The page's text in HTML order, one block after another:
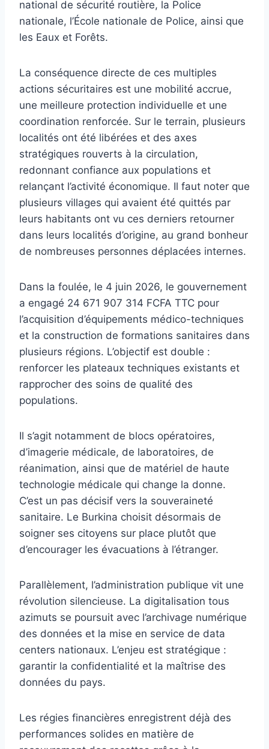
national de sécurité routière, la Police
nationale, l’École nationale de Police, ainsi que
les Eaux et Forêts.
La conséquence directe de ces multiples
actions sécuritaires est une mobilité accrue,
une meilleure protection individuelle et une
coordination renforcée. Sur le terrain, plusieurs
localités ont été libérées et des axes
stratégiques rouverts à la circulation,
redonnant confiance aux populations et
relançant l’activité économique. Il faut noter que
plusieurs villages qui avaient été quittés par
leurs habitants ont vu ces derniers retourner
dans leurs localités d’origine, au grand bonheur
de nombreuses personnes déplacées internes.
Dans la foulée, le 4 juin 2026, le gouvernement
a engagé 24 671 907 314 FCFA TTC pour
l’acquisition d’équipements médico-techniques
et la construction de formations sanitaires dans
plusieurs régions. L’objectif est double :
renforcer les plateaux techniques existants et
rapprocher des soins de qualité des
populations.
Il s’agit notamment de blocs opératoires,
d’imagerie médicale, de laboratoires, de
réanimation, ainsi que de matériel de haute
technologie médicale qui change la donne.
C’est un pas décisif vers la souveraineté
sanitaire. Le Burkina choisit désormais de
soigner ses citoyens sur place plutôt que
d’encourager les évacuations à l’étranger.
Parallèlement, l’administration publique vit une
révolution silencieuse. La digitalisation tous
azimuts se poursuit avec l’archivage numérique
des données et la mise en service de data
centers nationaux. L’enjeu est stratégique :
garantir la confidentialité et la maîtrise des
données du pays.
Les régies financières enregistrent déjà des
performances solides en matière de